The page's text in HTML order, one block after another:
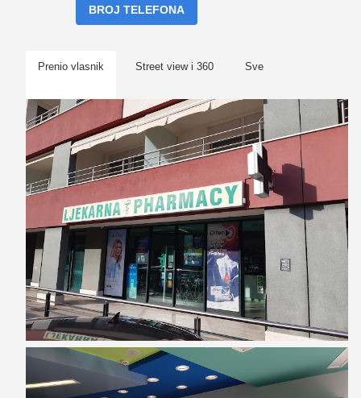
BROJ TELEFONA
Prenio vlasnik Street view i 360 Sve